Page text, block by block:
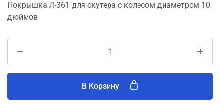
Покрышка Л-361 для скутера с колесом диаметром 10
дюймов
В Корзину